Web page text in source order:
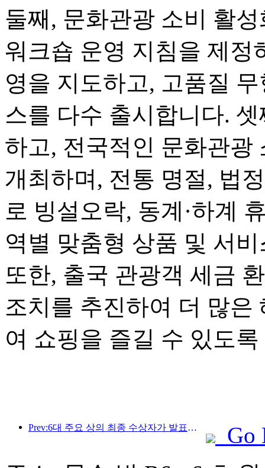
둘째, 문화관광 소비 활
워크숍 운영 지침을 제정
영을 지도하고, 고품질
스를 다수 출시합니다.
하고, 전국적인 문화관광
개최하며, 전통 명절, 법
로 빙설오락, 동계·하계
역별 맞춤형 상품 및 서
또한, 출국 관광객 세금
조치를 추진하여 더 많은
여 쇼핑을 즐길 수 있도
Prev:6대 주요 상의 최종 수상자가 발표되었으며, 매년 100개가 넘는 호텔과 회사가 상을 수상합니다!
Go